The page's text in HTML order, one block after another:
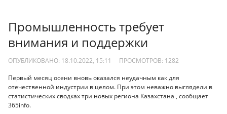
Промышленность требует
внимания и поддержки
ОПУБЛИКОВАНО: 18.10.2022, 15:11 ПРОСМОТРОВ: 1282
Первый месяц осени вновь оказался неудачным как для
отечественной индустрии в целом. При этом неважно выглядели в
статистических сводках три новых региона Казахстана , сообщает
365info.